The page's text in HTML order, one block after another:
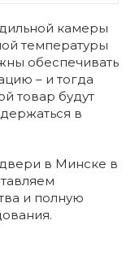
камеры
температуры
обеспечивать
– и тогда
товар будут
в
в Минске в
и полную